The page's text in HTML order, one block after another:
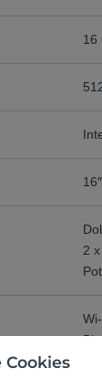
16
2
Cookies